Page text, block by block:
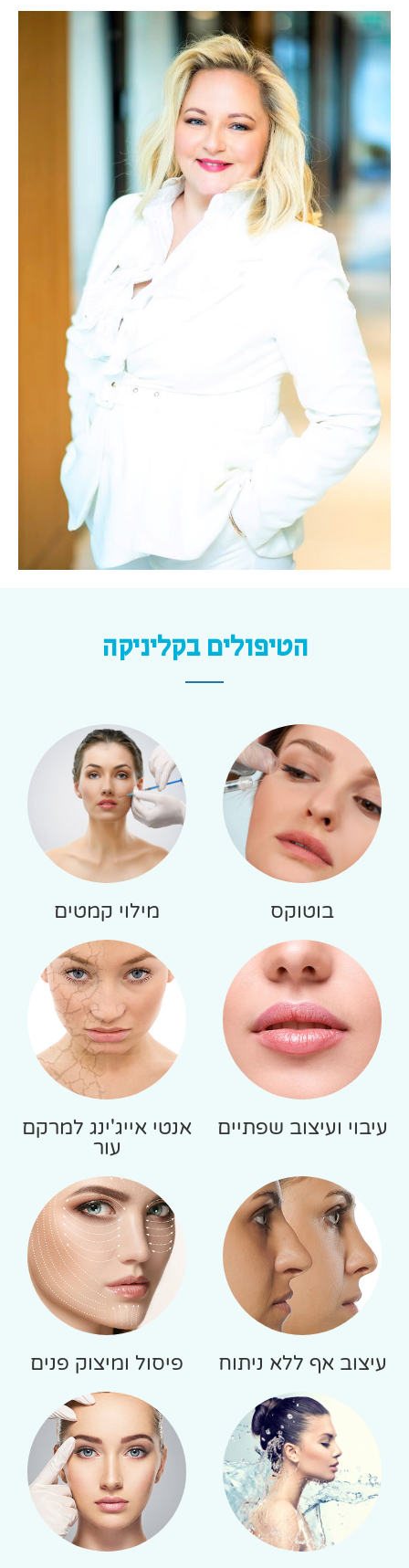
הטיפולים בקליניקה
בוטוקס מילוי קמטים
עיבוי ועיצוב שפתיים
אנטי אייג'ינג למרקם
עור
עיצוב אף ללא ניתוח פיסול ומיצוק פנים